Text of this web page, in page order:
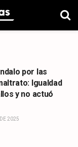
por las
Igualdad
y no actuó
2025